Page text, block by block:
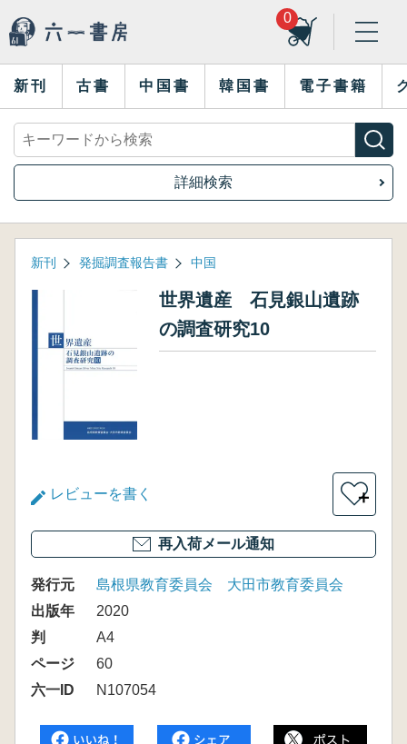
0
新刊 古書 中国書 韓国書 電子書籍
詳細検索
新刊 発掘調査報告書 中国
世界遺産 石見銀山遺跡
の調査研究10
レビューを書く ＋
再入荷メール通知
発行元
島根県教育委員会 大田市教育委員会
出版年
2020
判
A4
ページ
60
六一ID
N107054